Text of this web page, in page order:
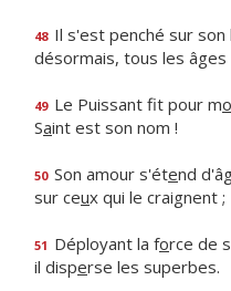
48 Il s'est penché sur son
désormais, tous les
49 Le Puissant fit pour mo
Saint est son nom !
50 Son amour s'étend
sur ceux qui le craignent ;
51 Déployant la force de
il disperse les superbes.